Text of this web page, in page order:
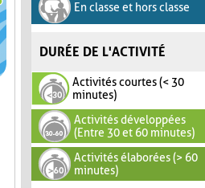
En classe et hors classe
DURÉE DE L'ACTIVITÉ
Activités courtes (< 30
minutes)
Activités développées
(Entre 30 et 60 minutes)
Activités élaborées (> 60
minutes)